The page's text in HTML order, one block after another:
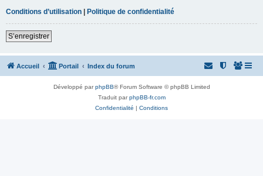
Conditions d’utilisation | Politique de confidentialité
S’enregistrer
Accueil Portail Index du forum
Développé parphpBB® Forum Software © phpBB Limited
Traduit parphpBB-fr.com
Confidentialité | Conditions